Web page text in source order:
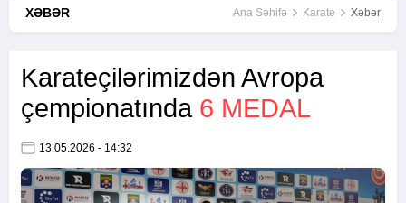
XƏBƏR Ana Səhifə Karate Xəbər
Karateçilərimizdən Avropa
çempionatında 6 MEDAL
13.05.2026 - 14:32